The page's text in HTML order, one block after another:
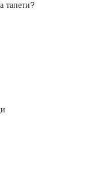
тапети?